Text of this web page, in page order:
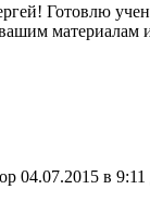
Готовлю
материалам
04.07.2015 в 9:11